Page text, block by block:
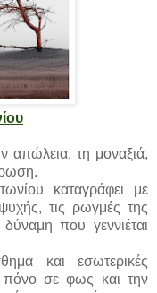
απώλεια, τη μοναξιά,
καταγράφει με
τις ρωγμές της
που γεννιέται
και εσωτερικές
πόνο σε φως και την